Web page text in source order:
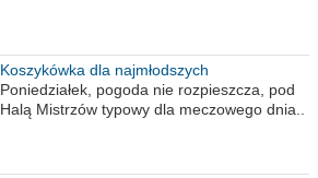
Koszykówka dla najmłodszych
Poniedziałek, pogoda nie rozpieszcza, pod
Halą Mistrzów typowy dla meczowego dnia..